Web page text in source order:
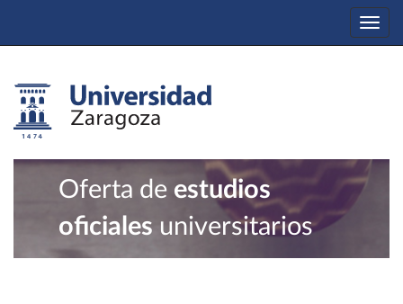
Oferta de estudios
oficiales universitarios